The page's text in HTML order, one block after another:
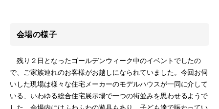
会場の様子
残り２日となったゴールデンウィーク中のイベントでしたの
で、ご家族連れのお客様がお越しになられていました。今回お伺
いした現場は様々な住宅メーカーのモデルハウスが一同に介して
いる、いわゆる総合住宅展示場で一つの街並みを思わせるようで